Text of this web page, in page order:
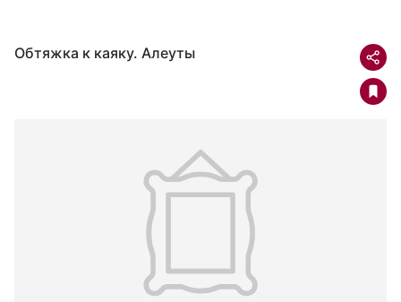
Обтяжка к каяку. Алеуты